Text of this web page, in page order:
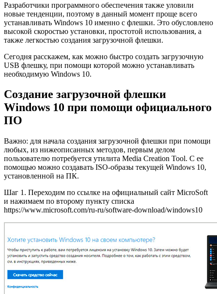
Разработчики программного обеспечения также уловили
новые тенденции, поэтому в данный момент проще всего
устанавливать Windows 10 именно с флешки. Это обусловлено
высокой скоростью установки, простотой использования, а
также легкостью создания загрузочной флешки.
Сегодня расскажем, как можно быстро создать загрузочную
USB флешку, при помощи которой можно устанавливать
необходимую Windows 10.
Создание загрузочной флешки
Windows 10 при помощи официального
ПО
Важно: для начала создания загрузочной флешки при помощи
любых, из нижеописанных методов, первым делом
пользователю потребуется утилита Media Creation Tool. С ее
помощью можно создавать ISO-образы текущей Windows 10,
установленной на ПК.
Шаг 1. Переходим по ссылке на официальный сайт MicroSoft
и нажимаем по второму пункту списка
https://www.microsoft.com/ru-ru/software-download/windows10